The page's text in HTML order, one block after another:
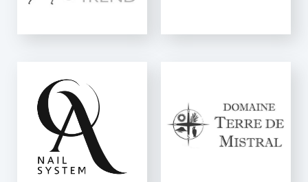
DOMAINE TERRE
DE MISTRAL
Ninette 2